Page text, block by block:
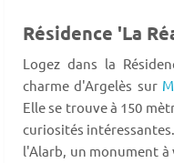
Résidence 'La
Logez dans la
charme d'Argelès sur
Elle se trouve à 150
curiosités
l'Alarb, un monument